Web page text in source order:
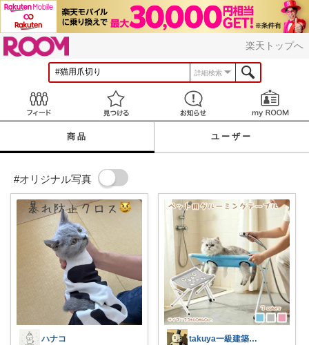
楽天トップへ
詳細検索
見つける お知らせ
商品 ユーザー
#オリジナル写真
ハナコ takuya一級建築士二児パパ趣味の部屋